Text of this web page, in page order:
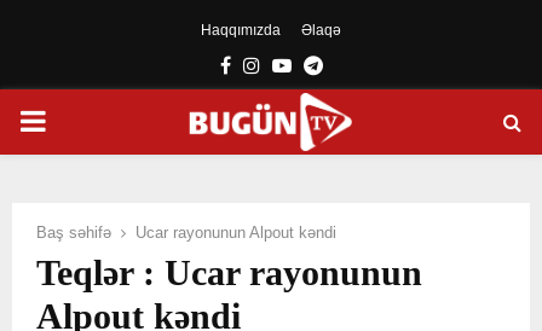
Haqqımızda Əlaqə
Facebook
Instagram
YoutubeTelegram
PRIMARY
Baş səhifə Ucar rayonunun Alpout kəndi
Teqlər : Ucar rayonunun
Alpout kəndi